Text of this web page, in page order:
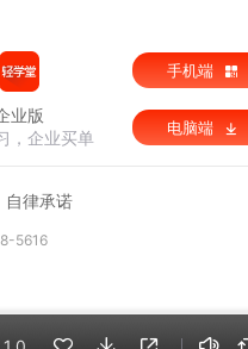
业版
，企业买单
手机端
电脑端
自律承诺
5616